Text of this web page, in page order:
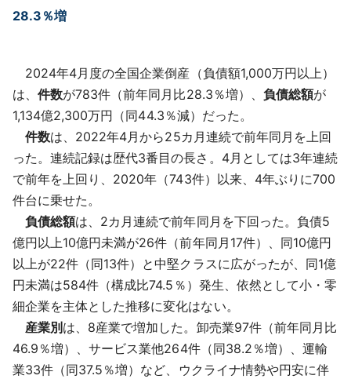
28.3％増
2024年4月度の全国企業倒産（負債額1,000万円以上）
は、件数が783件（前年同月比28.3％増）、 負債総額が
1,134億2,300万円（同44.3％減）だった。
件数は、2022年4月から25カ月連続で前年同月を上回
った。連続記録は歴代3番目の長さ。4月としては3年連続
で前年を上回り、2020年（743件）以来、4年ぶりに700
件台に乗せた。
負債総額は、2カ月連続で前年同月を下回った。負債5
億円以上10億円未満が26件（前年同月17件）、同10億円
以上が22件（同13件）と中堅クラスに広がったが、同1億
円未満は584件（構成比74.5％）発生、依然として小・零
細企業を主体とした推移に変化はない。
産業別 は、8産業で増加した。卸売業97件（前年同月比
46.9％増）、サービス業他264件（同38.2％増）、運輸
業33件（同37.5％増）など、ウクライナ情勢や円安に伴